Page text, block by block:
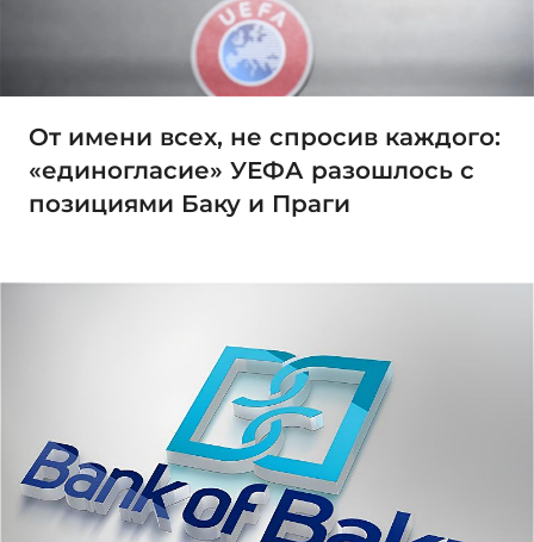
От имени всех, не спросив каждого:
«единогласие» УЕФА разошлось с
позициями Баку и Праги